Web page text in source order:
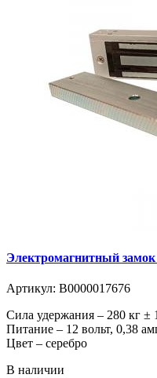
Электромагнитный
Артикул: В0000017676
Сила удержания – 280 кг ±
Питание – 12 вольт, 0,38
Цвет – серебро
В наличии